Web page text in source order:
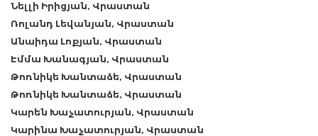
Նելլի Իրիցյան, Վրաստան
Ռոլանդ Լեվանյան, Վրաստան
Անաիդա Լոքյան, Վրաստան
Էմմա Խանագյան, Վրաստան
Թոռնիկե Խանտաձե, Վրաստան
Թոռնիկե Խանտաձե, Վրաստան
Կարեն Խաչատուրյան, Վրաստան
Կարինա Խաչատուրյան, Վրաստան